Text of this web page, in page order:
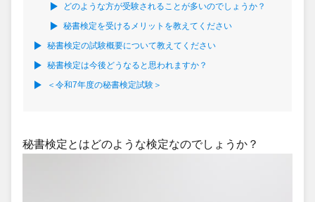
どのような方が受験されることが多いのでしょうか？
秘書検定を受けるメリットを教えてください
秘書検定の試験概要について教えてください
秘書検定は今後どうなると思われますか？
＜令和7年度の秘書検定試験＞
秘書検定とはどのような検定なのでしょうか？